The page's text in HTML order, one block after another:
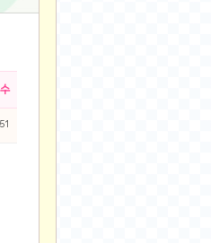
05
04
27
17